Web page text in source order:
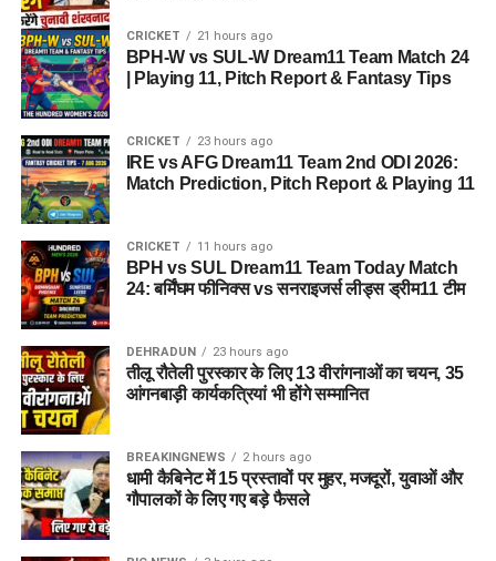
CRICKET 21 hours ago
BPH-W vs SUL-W Dream11 Team Match 24
| Playing 11, Pitch Report & Fantasy Tips
CRICKET 23 hours ago
IRE vs AFG Dream11 Team 2nd ODI 2026:
Match Prediction, Pitch Report & Playing 11
CRICKET 11 hours ago
BPH vs SUL Dream11 Team Today Match
24: बर्मिंघम फीनिक्स vs सनराइजर्स लीड्स ड्रीम11 टीम
DEHRADUN 23 hours ago
तीलू रौतेली पुरस्कार के लिए 13 वीरांगनाओं का चयन, 35
आंगनबाड़ी कार्यकत्रियां भी होंगे सम्मानित
BREAKINGNEWS 2 hours ago
धामी कैबिनेट में 15 प्रस्तावों पर मुहर, मजदूरों, युवाओं और
गौपालकों के लिए गए बड़े फैसले